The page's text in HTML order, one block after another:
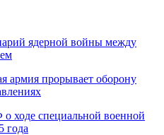
ядерной войны между
армия прорывает оборону
ходе специальной военной
года